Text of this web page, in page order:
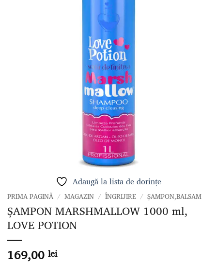
Adaugă la lista de dorințe
PRIMA PAGINĂ / MAGAZIN / ÎNGRIJIRE / ȘAMPON,BALSAM
ȘAMPON MARSHMALLOW 1000 ml,
LOVE POTION
169,00 lei